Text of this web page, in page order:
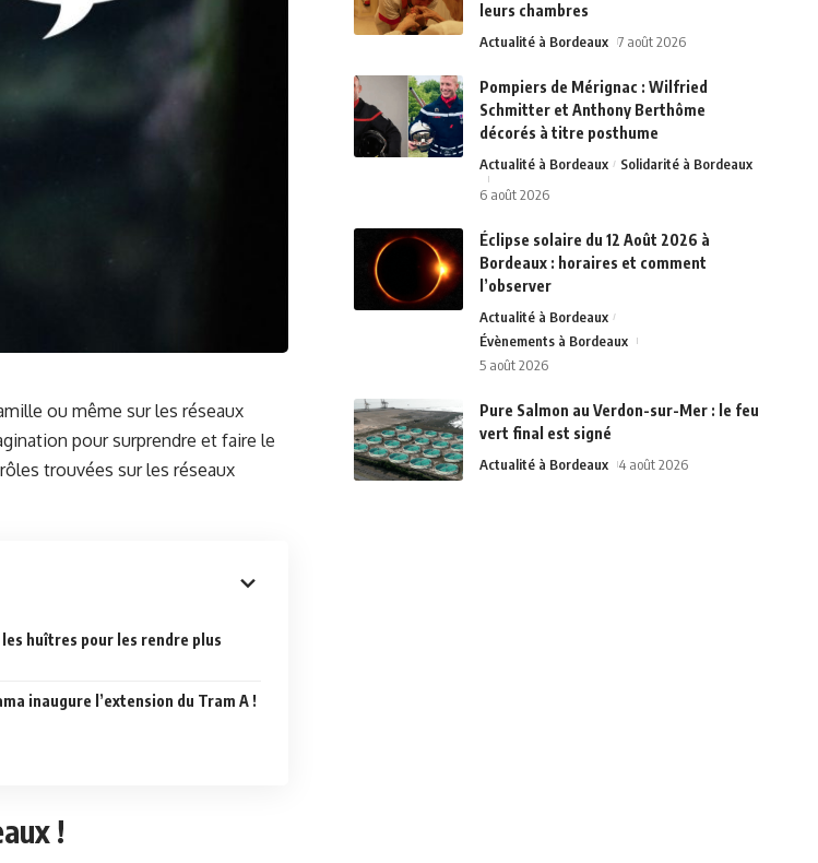
ou même sur les réseaux
pour surprendre et faire le
trouvées sur les réseaux
huîtres pour les rendre plus
inaugure l’extension du Tram A !
!
leurs chambres
Actualité à Bordeaux 7 août 2026
Pompiers de Mérignac : Wilfried
Schmitter et Anthony Berthôme
décorés à titre posthume
Actualité à Bordeaux
Solidarité à Bordeaux
6 août 2026
Éclipse solaire du 12 Août 2026 à
Bordeaux : horaires et comment
l’observer
Actualité à Bordeaux
Évènements à Bordeaux
5 août 2026
Pure Salmon au Verdon-sur-Mer : le feu
vert final est signé
Actualité à Bordeaux 4 août 2026